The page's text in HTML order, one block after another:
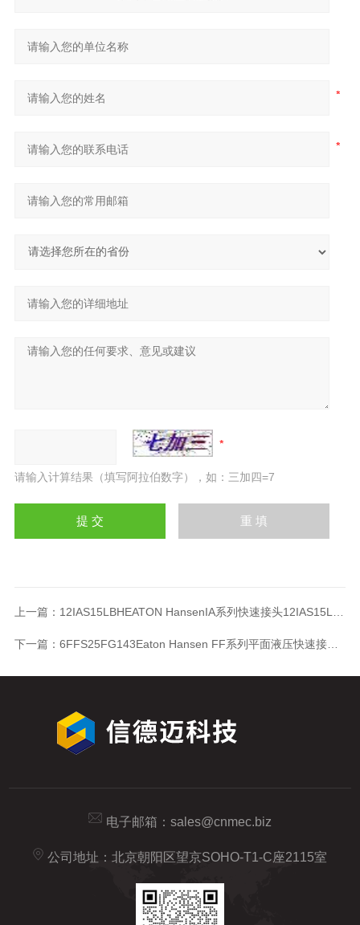
请输入计算结果（填写阿拉伯数字），如：三加四=7
上一篇： 12IAS15LBHEATON HansenIA系列快速接头12IAS15LBH
下一篇： 6FFS25FG143Eaton Hansen FF系列平面液压快速接头6FFS25FG143
电子邮箱： sales@cnmec.biz
公司地址：北京朝阳区望京SOHO-T1-C座2115室